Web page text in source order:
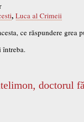
, Luca al Crimeii
ce răspundere
întreba.
doctorul